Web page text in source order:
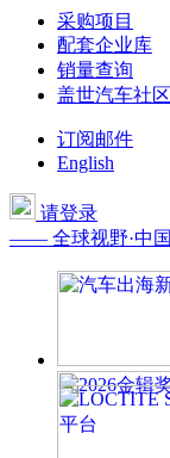
采购项目
配套企业库
销量查询
盖世汽车社区
订阅邮件
English
请登录
—— 全球视野·中